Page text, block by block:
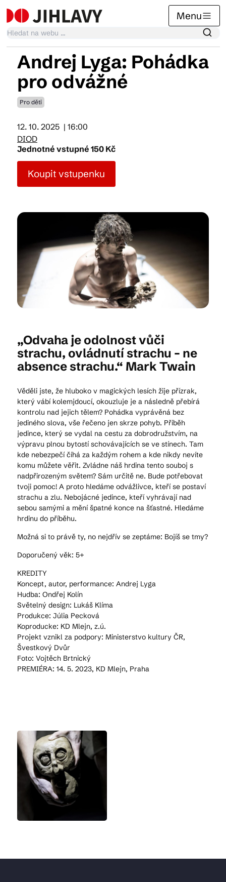
Menu
Kalendář akcí
Tradiční akce
Články
Suvenýry
Praktické info
Kam vyrazit
CS EN DE
© 2026 Brána Jihlavy
Andrej Lyga: Pohádka
pro odvážné
Pro děti
12. 10. 2025 | 16:00
DIOD
Jednotné vstupné 150 Kč
Koupit vstupenku
„Odvaha je odolnost vůči
strachu, ovládnutí strachu – ne
absence strachu.“ Mark Twain
Věděli jste, že hluboko v magických lesích žije přízrak,
který vábí kolemjdoucí, okouzluje je a následně přebírá
kontrolu nad jejich tělem? Pohádka vyprávěná bez
jediného slova, vše řečeno jen skrze pohyb. Příběh
jedince, který se vydal na cestu za dobrodružstvím, na
výpravu plnou bytostí schovávajících se ve stínech. Tam
kde nebezpečí číhá za každým rohem a kde nikdy nevíte
komu můžete věřit. Zvládne náš hrdina tento souboj s
nadpřirozeným světem? Sám určitě ne. Bude potřebovat
tvoji pomoc! A proto hledáme odvážlivce, kteří se postaví
strachu a zlu. Nebojácné jedince, kteří vyhrávají nad
sebou samými a mění špatné konce na šťastné. Hledáme
hrdinu do příběhu.
Možná si to právě ty, no nejdřív se zeptáme: Bojíš se tmy?
Doporučený věk: 5+
KREDITY
Koncept, autor, performance: Andrej Lyga
Hudba: Ondřej Kolín
Světelný design: Lukáš Klíma
Produkce: Júlia Pecková
Koproducke: KD Mlejn, z.ú.
Projekt vznikl za podpory: Ministerstvo kultury ČR,
Švestkový Dvůr
Foto: Vojtěch Brtnický
PREMIÉRA: 14. 5. 2023, KD Mlejn, Praha